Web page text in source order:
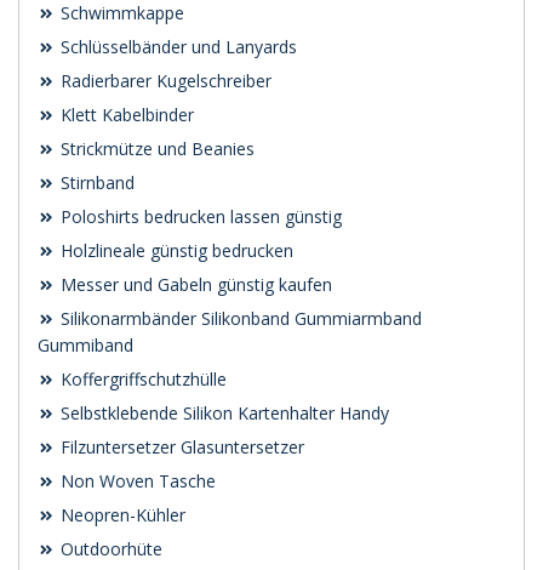
Schwimmkappe
Schlüsselbänder und Lanyards
Radierbarer Kugelschreiber
Klett Kabelbinder
Strickmütze und Beanies
Stirnband
Poloshirts bedrucken lassen günstig
Holzlineale günstig bedrucken
Messer und Gabeln günstig kaufen
Silikonarmbänder Silikonband Gummiarmband
Gummiband
Koffergriffschutzhülle
Selbstklebende Silikon Kartenhalter Handy
Filzuntersetzer Glasuntersetzer
Non Woven Tasche
Neopren-Kühler
Outdoorhüte